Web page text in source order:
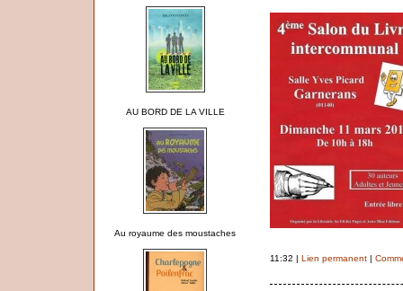
AU BORD DE LA VILLE
Au royaume des moustaches
11:32 | Lien permanent|